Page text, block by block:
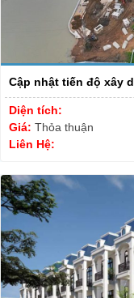
Cập nhật tiến độ xây
Diện tích:
Giá: Thỏa thuận
Liên Hệ: